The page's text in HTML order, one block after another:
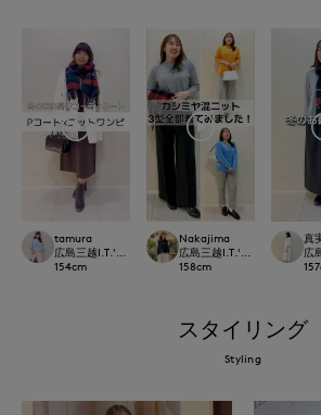
tamura
広島三越I.T.'S.international
154cm
Nakajima
広島三越I.T.'S.international
158cm
真
広
157
スタイリング
Styling